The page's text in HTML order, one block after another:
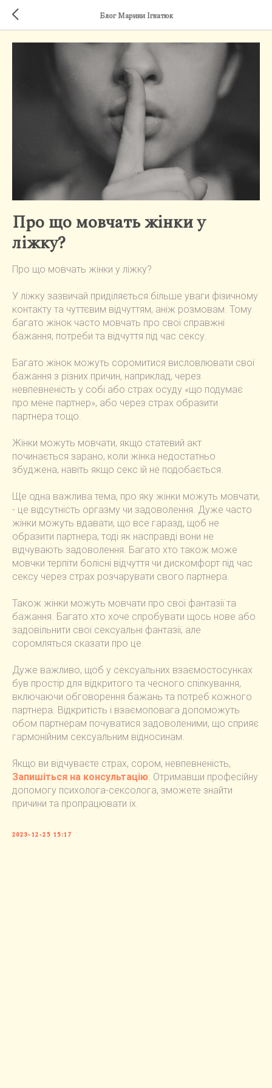
Блог Марини Ігнатюк
Про що мовчать жінки у
ліжку?
Про що мовчать жінки у ліжку?
У ліжку зазвичай приділяється більше уваги фізичному
контакту та чуттєвим відчуттям, аніж розмовам. Тому
багато жінок часто мовчать про свої справжні
бажання, потреби та відчуття під час сексу.
Багато жінок можуть соромитися висловлювати свої
бажання з різних причин, наприклад, через
невпевненість у собі або страх осуду «що подумає
про мене партнер», або через страх образити
партнера тощо.
Жінки можуть мовчати, якщо статевий акт
починається зарано, коли жінка недостатньо
збуджена, навіть якщо секс їй не подобається.
Ще одна важлива тема, про яку жінки можуть мовчати,
- це відсутність оргазму чи задоволення. Дуже часто
жінки можуть вдавати, що все гаразд, щоб не
образити партнера, тоді як насправді вони не
відчувають задоволення. Багато хто також може
мовчки терпіти болісні відчуття чи дискомфорт під час
сексу через страх розчарувати свого партнера.
Також жінки можуть мовчати про свої фантазії та
бажання. Багато хто хоче спробувати щось нове або
задовільнити свої сексуальні фантазії, але
соромляться сказати про це.
Дуже важливо, щоб у сексуальних взаємостосунках
був простір для відкритого та чесного спілкування,
включаючи обговорення бажань та потреб кожного
партнера. Відкритість і взаємоповага допоможуть
обом партнерам почуватися задоволеними, що сприяє
гармонійним сексуальним відносинам.
Якщо ви відчуваєте страх, сором, невпевненість,
Запишіться на консультацію. Отримавши професійну
допомогу психолога-сексолога, зможете знайти
причини та пропрацювати їх.
2023-12-25 15:17